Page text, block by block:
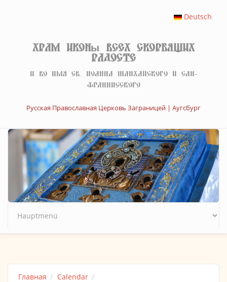
Deutsch
Храм иконы Всех скорбящих
Радосте
И во имя св. Иоанна Шанхайского и Сан-
Францисского
Русская Православная Церковь Заграницей | Аугсбург
Главная Calendar